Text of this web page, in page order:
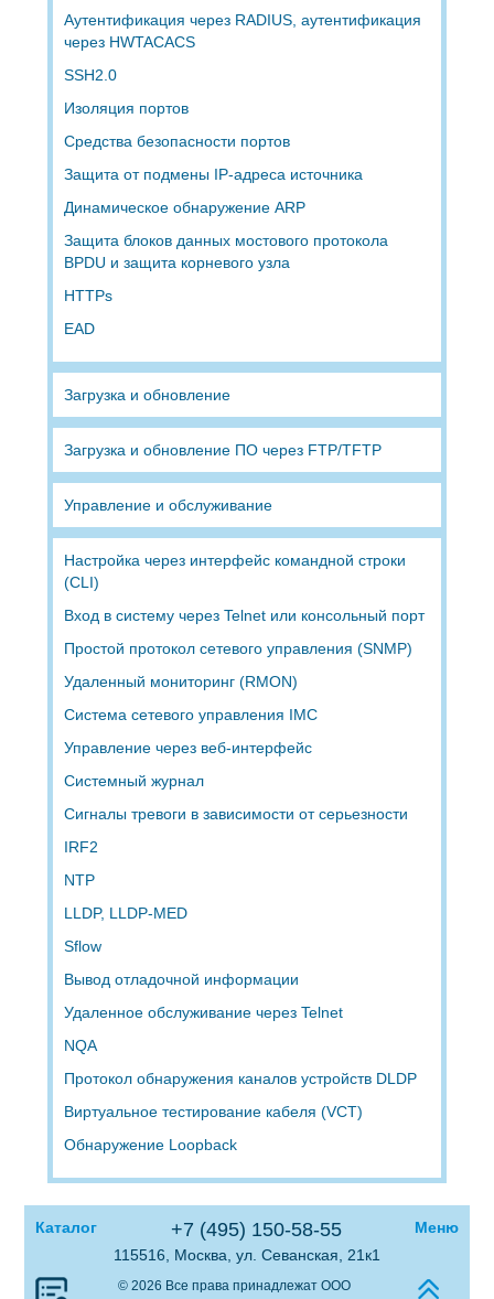
Аутентификация через RADIUS, аутентификация
через HWTACACS
SSH2.0
Изоляция портов
Средства безопасности портов
Защита от подмены IP-адреса источника
Динамическое обнаружение ARP
Защита блоков данных мостового протокола
BPDU и защита корневого узла
HTTPs
EAD
Загрузка и обновление
Загрузка и обновление ПО через FTP/TFTP
Управление и обслуживание
Настройка через интерфейс командной строки
(CLI)
Вход в систему через Telnet или консольный порт
Простой протокол сетевого управления (SNMP)
Удаленный мониторинг (RMON)
Система сетевого управления IMC
Управление через веб-интерфейс
Системный журнал
Сигналы тревоги в зависимости от серьезности
IRF2
NTP
LLDP, LLDP-MED
Sflow
Вывод отладочной информации
Удаленное обслуживание через Telnet
NQA
Протокол обнаружения каналов устройств DLDP
Виртуальное тестирование кабеля (VCT)
Обнаружение Loopback
Каталог +7 (495) 150-58-55
Меню
115516, Москва, ул. Севанская, 21к1
© 2026 Все права принадлежат ООО